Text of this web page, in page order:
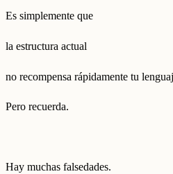
Es simplemente que
la estructura actual
no recompensa rápidamente tu
Pero recuerda.
Hay muchas falsedades.